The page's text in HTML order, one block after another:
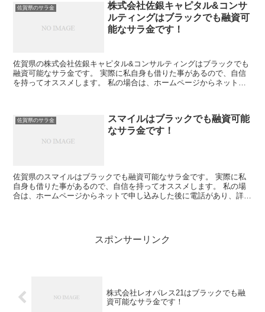
佐賀県のサラ金
株式会社佐銀キャピタル&コンサ
ルティングはブラックでも融資可
能なサラ金です！
佐賀県の株式会社佐銀キャピタル&コンサルティングはブラックでも
融資可能なサラ金です。 実際に私自身も借りた事があるので、自信
を持ってオススメします。 私の場合は、ホームページからネットで
佐賀県のサラ金
スマイルはブラックでも融資可能
なサラ金です！
佐賀県のスマイルはブラックでも融資可能なサラ金です。 実際に私
自身も借りた事があるので、自信を持ってオススメします。 私の場
合は、ホームページからネットで申し込みした後に電話があり、詳細
スポンサーリンク
株式会社レオパレス21はブラックでも融
資可能なサラ金です！